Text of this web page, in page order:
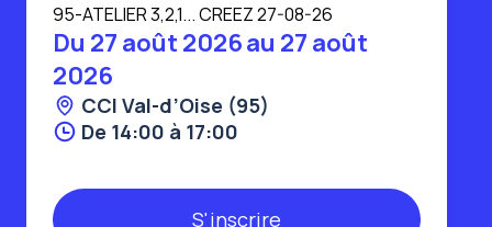
95-ATELIER 3,2,1... CREEZ 27-08-26
Du 27 août 2026au 27 août
2026
CCI Val-d’Oise (95)
De 14:00 à 17:00